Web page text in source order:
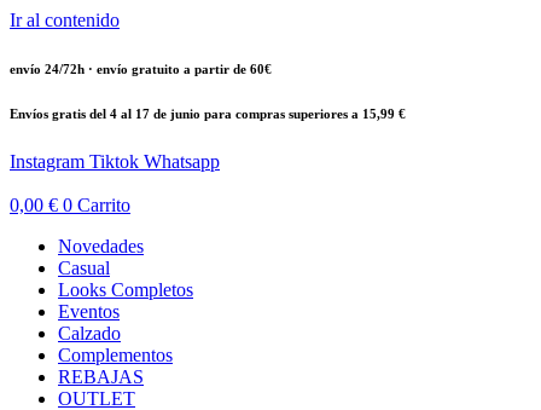
Ir al contenido
envío 24/72h · envío gratuito a partir de 60€
Envíos gratis del 4 al 17 de junio para compras superiores a 15,99 €
Instagram Tiktok Whatsapp
0,00 € 0 Carrito
Novedades
Casual
Looks Completos
Eventos
Calzado
Complementos
REBAJAS
OUTLET